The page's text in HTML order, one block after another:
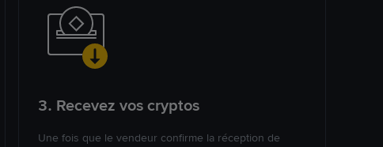
3. Recevez vos cryptos
Une fois que le vendeur confirme la réception de